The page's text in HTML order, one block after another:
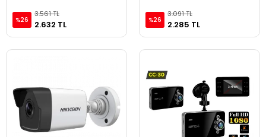
%26
3.561 TL
2.632 TL %26
3.091 TL
2.285 TL